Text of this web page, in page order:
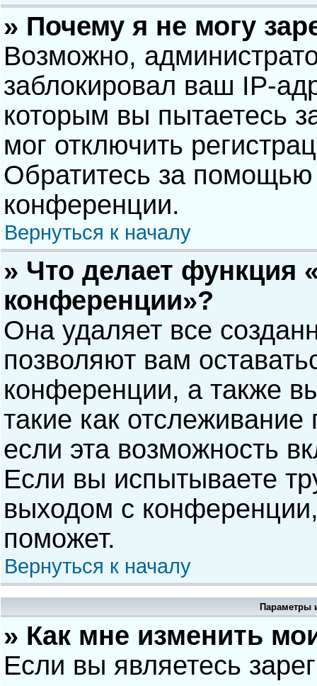
» Почему я не могу
Возможно,
заблокировал ваш IP-
которым вы пытаетесь
мог отключить
Обратитесь за помощью
конференции.
Вернуться к началу
» Что делает функция
конференции»?
Она удаляет все
позволяют вам
конференции, а также
такие как
если эта возможность
Если вы испытываете
выходом с
поможет.
Вернуться к началу
Параметры
» Как мне изменить
Если вы являетесь